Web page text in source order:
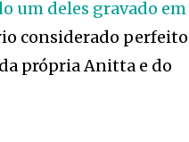
um deles gravado em
considerado perfeito
própria Anitta e do